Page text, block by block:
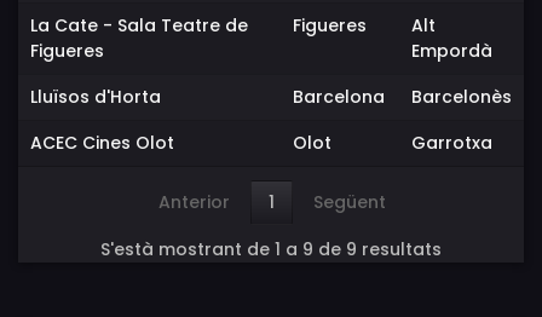
La Cate - Sala Teatre de
Figueres
Figueres
Alt
Empordà
Lluïsos d'Horta
Barcelona
Barcelonès
ACEC Cines Olot
Olot Garrotxa
Anterior 1
Següent
S'està mostrant de 1 a 9 de 9 resultats